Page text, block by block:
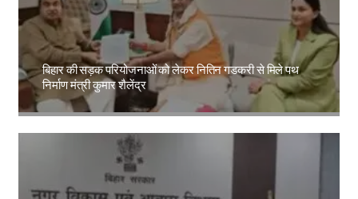
बिहार की सड़क परियोजनाओं को लेकर नितिन गडकरी से मिले पथ
निर्माण मंत्री कुमार शैलेंद्र
Amit Lekh